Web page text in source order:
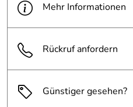
Mehr Informationen
Rückruf anfordern
Günstiger gesehen?